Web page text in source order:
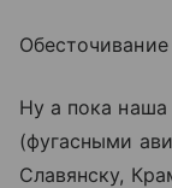
Ну а пока
(фугасными
Славянску,